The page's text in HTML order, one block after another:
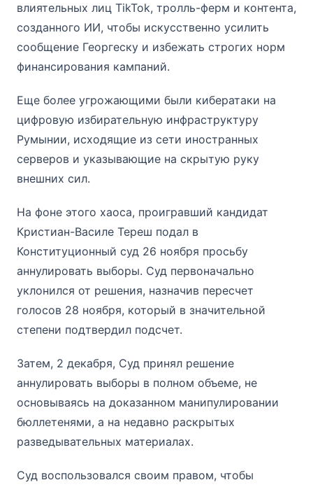
влиятельных лиц TikTok, тролль-ферм и контента,
созданного ИИ, чтобы искусственно усилить
сообщение Георгеcку и избежать строгих норм
финансирования кампаний.
Еще более угрожающими были кибератаки на
цифровую избирательную инфраструктуру
Румынии, исходящие из сети иностранных
серверов и указывающие на скрытую руку
внешних сил.
На фоне этого хаоса, проигравший кандидат
Кристиан-Василе Тереш подал в
Конституционный суд 26 ноября просьбу
аннулировать выборы. Суд первоначально
уклонился от решения, назначив пересчет
голосов 28 ноября, который в значительной
степени подтвердил подсчет.
Затем, 2 декабря, Суд принял решение
аннулировать выборы в полном объеме, не
основываясь на доказанном манипулировании
бюллетенями, а на недавно раскрытых
разведывательных материалах.
Суд воспользовался своим правом, чтобы